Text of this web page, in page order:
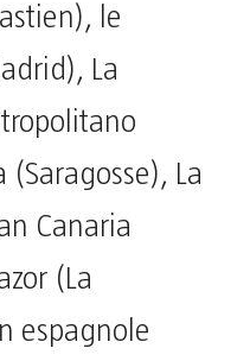
le
La
La
Canaria
(La
espagnole